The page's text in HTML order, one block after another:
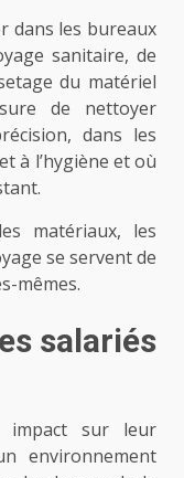
dans les bureaux
sanitaire, de
du matériel
de nettoyer
dans les
à l’hygiène et où
matériaux, les
se servent de
mêmes.
salariés
impact sur leur
environnement